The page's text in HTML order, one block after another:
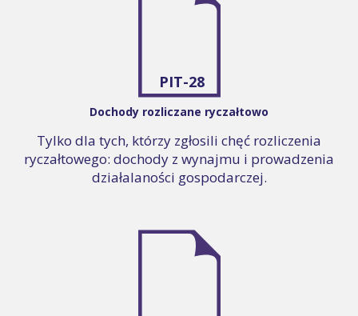
PIT-28
Dochody rozliczane ryczałtowo
Tylko dla tych, którzy zgłosili chęć rozliczenia
ryczałtowego: dochody z wynajmu i prowadzenia
działalaności gospodarczej.